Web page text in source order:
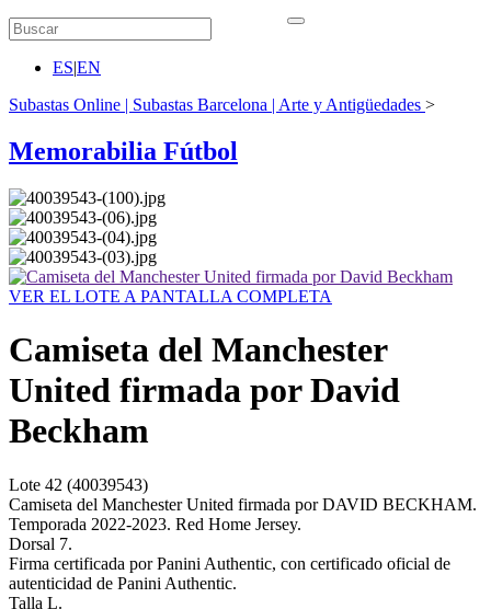
ES|EN
Subastas Online | Subastas Barcelona | Arte y Antigüedades >
Memorabilia Fútbol
VER EL LOTE A PANTALLA COMPLETA
Camiseta del Manchester
United firmada por David
Beckham
Lote 42 (40039543)
Camiseta del Manchester United firmada por DAVID BECKHAM.
Temporada 2022-2023. Red Home Jersey.
Dorsal 7.
Firma certificada por Panini Authentic, con certificado oficial de
autenticidad de Panini Authentic.
Talla L.